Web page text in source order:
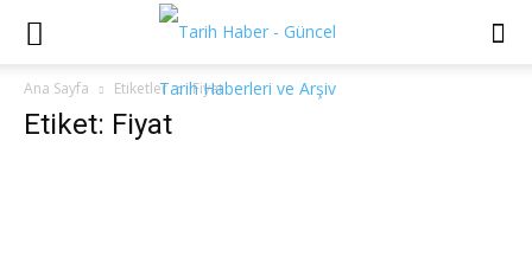
Ana Sayfa Etiketler Fiyat
Etiket: Fiyat